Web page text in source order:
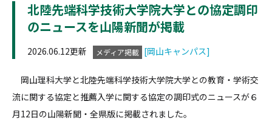
北陸先端科学技術大学院大学との協定調印
のニュースを山陽新聞が掲載
2026.06.12更新 メディア掲載 [岡山キャンパス]
岡山理科大学と北陸先端科学技術大学院大学との教育・学術交
流に関する協定と推薦入学に関する協定の調印式のニュースが６
月12日の山陽新聞・全県版に掲載されました。